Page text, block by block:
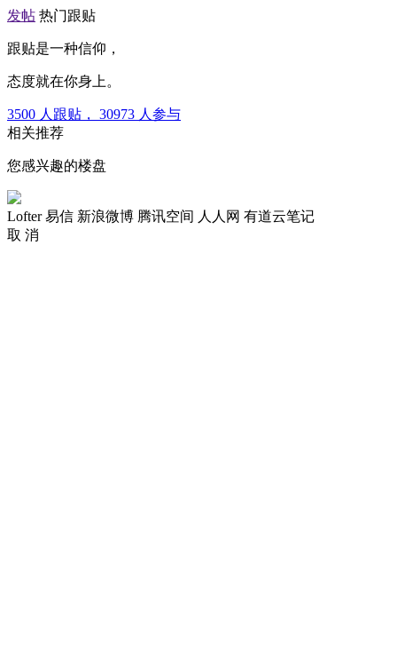
发帖 热门跟贴
跟贴是一种信仰，
态度就在你身上。
3500 人跟贴， 30973 人参与
相关推荐
您感兴趣的楼盘
Lofter 易信 新浪微博 腾讯空间 人人网 有道云笔记
取 消